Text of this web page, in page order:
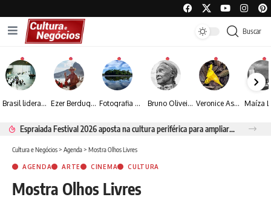
Buscar
Brasil lidera crescimento entre os 15 maiores mercados globais de viagens corporativas Ezer Berdugo transforma experiências multiculturais e memórias em narrativas visuais por meio da fotografia Fotografia de Fátima Carlini transforma paisagens naturais em experiências de contemplação Bruno Oliveira retrata o cotidiano urbano por meio da fotografia em preto e branco Veronice Assini Saes transforma a natureza em fotografias marcadas pela sensibilidade
Espraiada Festival 2026 aposta na cultura periférica para ampliar oportunidades na zona sul
Cultura e Negócios> Agenda> Mostra Olhos Livres
AGENDA ARTE CINEMA CULTURA
Mostra Olhos Livres